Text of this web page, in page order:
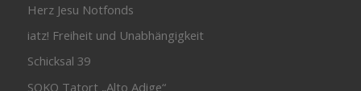
Herz Jesu Notfonds
iatz! Freiheit und Unabhängigkeit
Schicksal 39
SOKO Tatort „Alto Adige“